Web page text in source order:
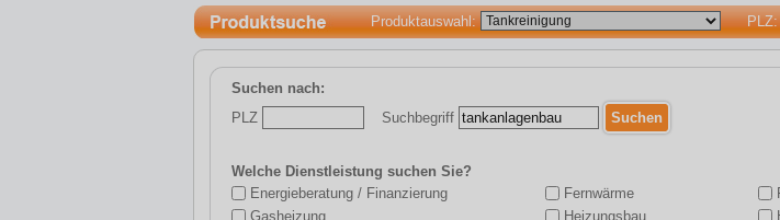
Produktauswahl:
Suchen nach:
PLZ
Suchbegriff
Welche Dienstleistung suchen Sie?
Energieberatung / Finanzierung
Fernwärme
Gasheizung
Heizungsbau